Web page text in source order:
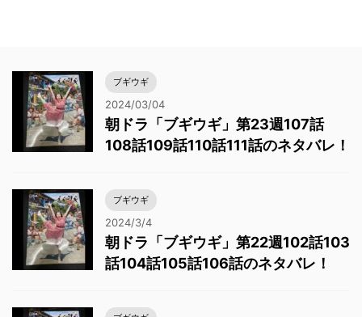
ブギウギ
2024/03/04
朝ドラ「ブギウギ」第23週107話
108話109話110話111話のネタバレ！
ブギウギ
2024/3/4
朝ドラ「ブギウギ」第22週102話103
話104話105話106話のネタバレ！